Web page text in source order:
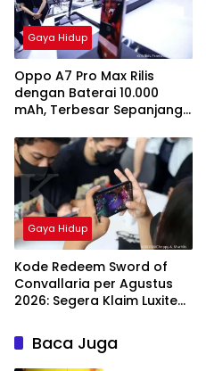
Gaya Hidup
Oppo A7 Pro Max Rilis
dengan Baterai 10.000
mAh, Terbesar Sepanjang
Gaya Hidup
Kode Redeem Sword of
Convallaria per Agustus
2026: Segera Klaim Luxite
Baca Juga